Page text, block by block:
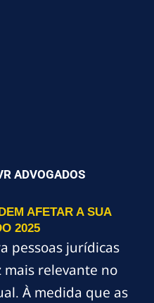
ADVOGADOS
AFETAR A SUA
2025
pessoas jurídicas
mais relevante no
À medida que as